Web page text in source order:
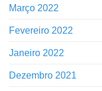
Março 2022
Fevereiro 2022
Janeiro 2022
Dezembro 2021